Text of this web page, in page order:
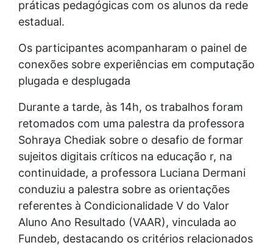
práticas pedagógicas com os alunos da rede
estadual.
Os participantes acompanharam o painel de
conexões sobre experiências em computação
plugada e desplugada
Durante a tarde, às 14h, os trabalhos foram
retomados com uma palestra da professora
Sohraya Chediak sobre o desafio de formar
sujeitos digitais críticos na educação r, na
continuidade, a professora Luciana Dermani
conduziu a palestra sobre as orientações
referentes à Condicionalidade V do Valor
Aluno Ano Resultado (VAAR), vinculada ao
Fundeb, destacando os critérios relacionados